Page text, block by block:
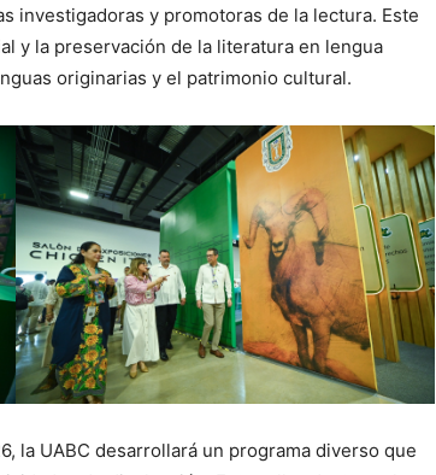
investigadoras y promotoras de la lectura. Este
y la preservación de la literatura en lengua
originarias y el patrimonio cultural.
la UABC desarrollará un programa diverso que